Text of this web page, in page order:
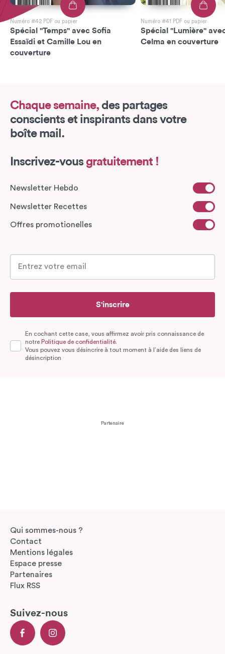
Numéro #42 PDF ou papier
Spécial "Temps" avec Sofia
Essaïdi et Camille Lou en
couverture
Numéro #41 PDF ou papier
Spécial "Lumière"
Celma en couverture
Chaque semaine, des partages
conscients et inspirants dans votre
boîte mail.
Inscrivez-vous gratuitement !
Newsletter Hebdo
Newsletter Recettes
Offres promotionelles
S'inscrire
En cochant cette case, vous affirmez avoir pris connaissance de
notre Politique de confidentialité.
Vous pouvez vous désincrire à tout moment à l’aide des liens de
désincription
Partenaire
Qui sommes-nous ?
Contact
Mentions légales
Espace presse
Partenaires
Flux RSS
Suivez-nous